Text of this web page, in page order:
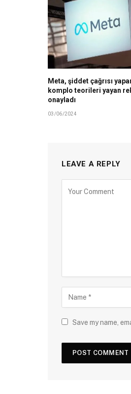
Meta, şiddet çağrısı
komplo teorileri yayan
onayladı
03/06/2024
LEAVE A REPLY
Save my name,